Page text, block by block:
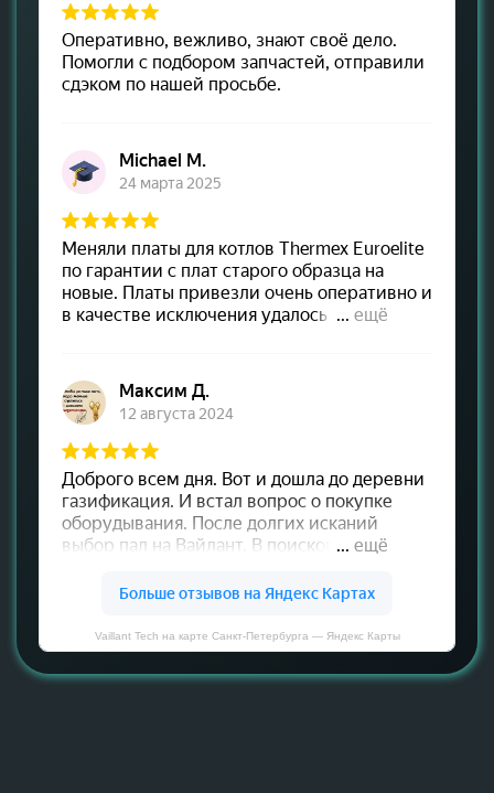
Vaillant Tech на карте Санкт‑Петербурга — Яндекс Карты